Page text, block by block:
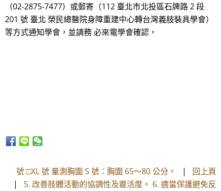
（02-2875-7477）或郵寄（112 臺北市北投區石牌路 2 段
201 號 臺北 榮民總醫院身障重建中心轉台灣義肢裝具學會）
等方式通知學會，並請務 必來電學會確認，
號 □XL 號 量測胸圍 S 號：胸圍 65～80 公分。 | 回上頁
| 5. 改善肢體活動的協調性及靈活度。 6. 適當保護避免反